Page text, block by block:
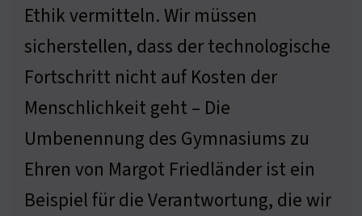
Ethik vermitteln. Wir müssen
sicherstellen, dass der technologische
Fortschritt nicht auf Kosten der
Menschlichkeit geht – Die
Umbenennung des Gymnasiums zu
Ehren von Margot Friedländer ist ein
Beispiel für die Verantwortung, die wir